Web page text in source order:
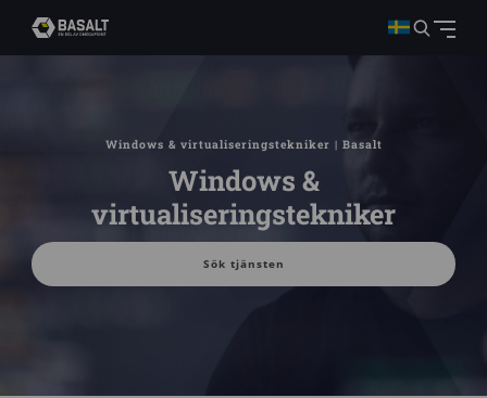
Windows & virtualiseringstekniker | Basalt
Windows &
virtualiseringstekniker
Sök tjänsten